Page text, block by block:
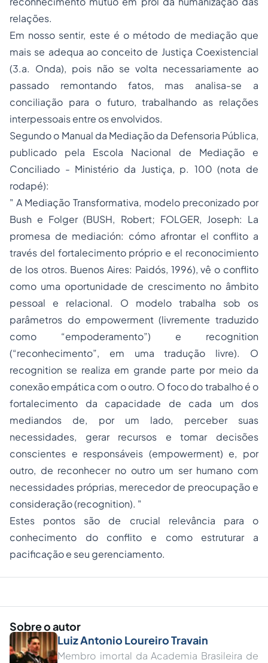
relações.
Em nosso sentir, este é o método de mediação que
mais se adequa ao conceito de Justiça Coexistencial
(3.a. Onda), pois não se volta necessariamente ao
passado remontando fatos, mas analisa-se a
conciliação para o futuro, trabalhando as relações
interpessoais entre os envolvidos.
Segundo o Manual da Mediação da Defensoria Pública,
publicado pela Escola Nacional de Mediação e
Conciliado - Ministério da Justiça, p. 100 (nota de
rodapé):
" A Mediação Transformativa, modelo preconizado por
Bush e Folger (BUSH, Robert; FOLGER, Joseph: La
promesa de mediación: cómo afrontar el conflito a
través del fortalecimento próprio e el reconocimiento
de los otros. Buenos Aires: Paidós, 1996), vê o conflito
como uma oportunidade de crescimento no âmbito
pessoal e relacional. O modelo trabalha sob os
parâmetros do empowerment (livremente traduzido
como “empoderamento”) e recognition
(“reconhecimento”, em uma tradução livre). O
recognition se realiza em grande parte por meio da
conexão empática com o outro. O foco do trabalho é o
fortalecimento da capacidade de cada um dos
mediandos de, por um lado, perceber suas
necessidades, gerar recursos e tomar decisões
conscientes e responsáveis (empowerment) e, por
outro, de reconhecer no outro um ser humano com
necessidades próprias, merecedor de preocupação e
consideração (recognition). "
Estes pontos são de crucial relevância para o
conhecimento do conflito e como estruturar a
pacificação e seu gerenciamento.
Sobre o autor
Luiz Antonio Loureiro Travain
Membro imortal da Academia Brasileira de